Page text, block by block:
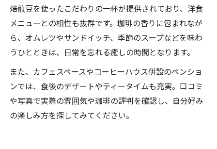
焙煎豆を使ったこだわりの一杯が提供されており、洋食
メニューとの相性も抜群です。珈琲の香りに包まれなが
ら、オムレツやサンドイッチ、季節のスープなどを味わ
うひとときは、日常を忘れる癒しの時間となります。
また、カフェスペースやコーヒーハウス併設のペンショ
ンでは、食後のデザートやティータイムも充実。口コミ
や写真で実際の雰囲気や珈琲の評判を確認し、自分好み
の楽しみ方を探してみてください。